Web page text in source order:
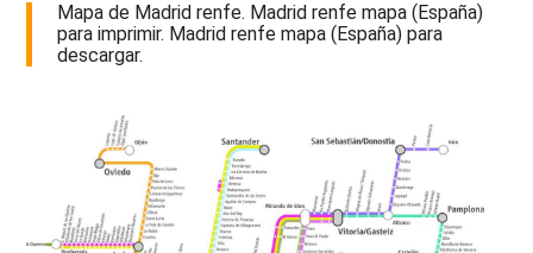
Mapa de Madrid renfe. Madrid renfe mapa (España)
para imprimir. Madrid renfe mapa (España) para
descargar.